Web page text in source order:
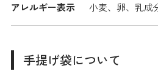
アレルギー表示 小麦、卵、乳成
手提げ袋について